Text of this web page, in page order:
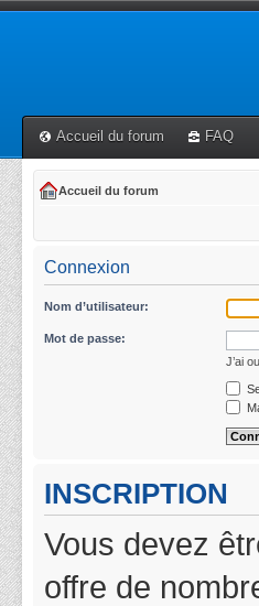
Accueil du forum FAQ
Accueil du forum
Connexion
Nom d’utilisateur:
Mot de passe:
J’ai
INSCRIPTION
Vous devez
offre de